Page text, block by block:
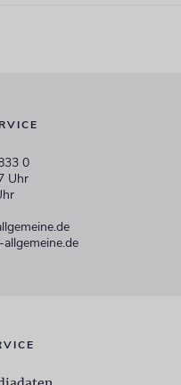
0
Uhr